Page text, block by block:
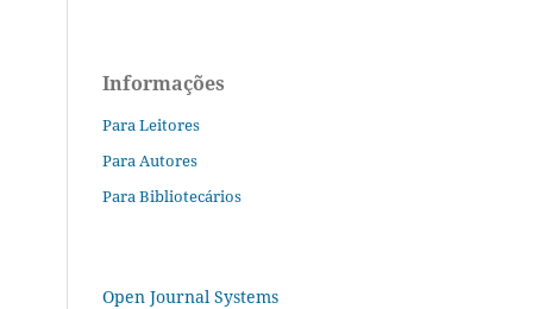
Informações
Para Leitores
Para Autores
Para Bibliotecários
Open Journal Systems